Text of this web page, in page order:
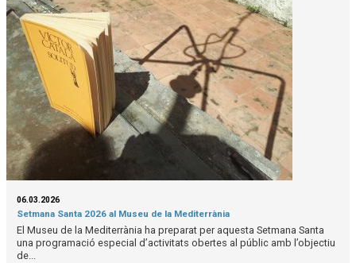
06.03.2026
Setmana Santa 2026 al Museu de la Mediterrània
El Museu de la Mediterrània ha preparat per aquesta Setmana Santa
una programació especial d’activitats obertes al públic amb l’objectiu
de...